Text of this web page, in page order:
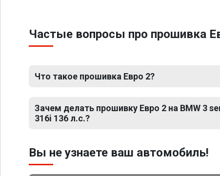
Частые вопросы про прошивка
Что такое прошивка Евро 2?
Зачем делать прошивку Евро 2 на BMW 3
316i 136 л.с.?
Вы не узнаете ваш автомобиль!